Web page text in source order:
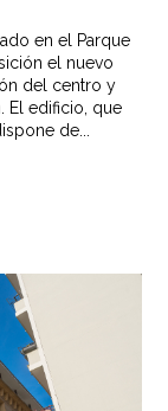
en el Parque
el nuevo
del centro y
El edificio, que
de...